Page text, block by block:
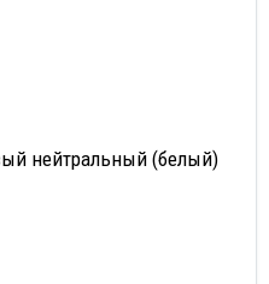
нейтральный (белый)